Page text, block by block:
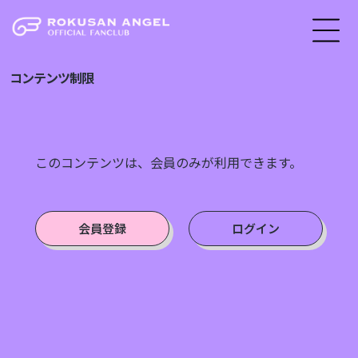
コンテンツ制限
このコンテンツは、会員のみが利用できます。
会員登録 ログイン